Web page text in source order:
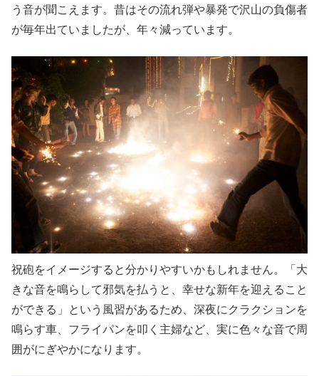
う音が聞こえます。昔はその流れ弾や暴発で沢山の負傷者
が毎年出ていましたが、年々減っています。
祝砲をイメージすると分かりやすいかもしれません。「大
きな音を鳴らして邪気を払うと、幸せな新年を迎えること
ができる」という風習があるため、深夜にクラクションを
鳴らす車、フライパンを叩く主婦など、実に色々な音で周
囲がにぎやかになります。